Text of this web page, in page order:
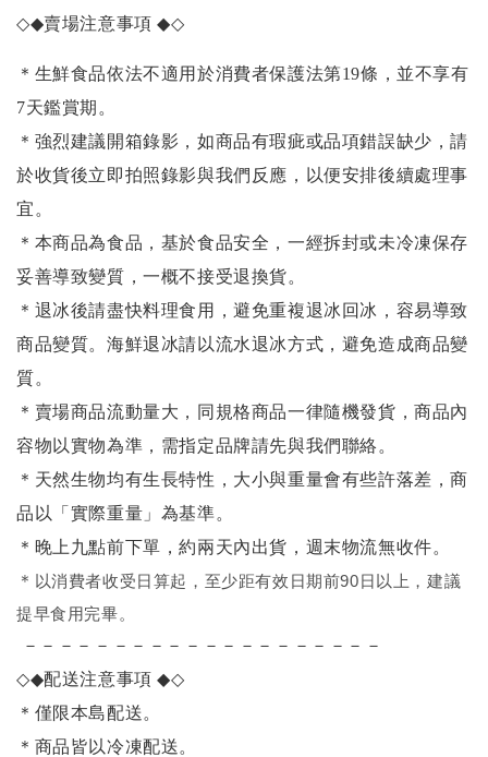
◇◆賣場注意事項◆◇
＊生鮮食品依法不適用於消費者保護法第19條，並不享有
7天鑑賞期。
＊強烈建議開箱錄影，如商品有瑕疵或品項錯誤缺少，請
於收貨後立即拍照錄影與我們反應，以便安排後續處理事
宜。
＊本商品為食品，基於食品安全，一經拆封或未冷凍保存
妥善導致變質，一概不接受退換貨。
＊退冰後請盡快料理食用，避免重複退冰回冰，容易導致
商品變質。海鮮退冰請以流水退冰方式，避免造成商品變
質。
＊賣場商品流動量大，同規格商品一律隨機發貨，商品內
容物以實物為準，需指定品牌請先與我們聯絡。
＊天然生物均有生長特性，大小與重量會有些許落差，商
品以「實際重量」為基準。
＊晚上九點前下單，約兩天內出貨，週末物流無收件。
＊ 以消費者收受日算起，至少距有效日期前90日以上，建議
提早食用完畢。
－－－－－－－－－－－－－－－－－－－－
◇◆配送注意事項◆◇
＊僅限本島配送。
＊商品皆以冷凍配送。